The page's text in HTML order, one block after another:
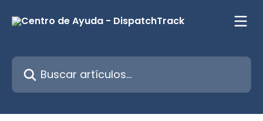
Buscar artículos...